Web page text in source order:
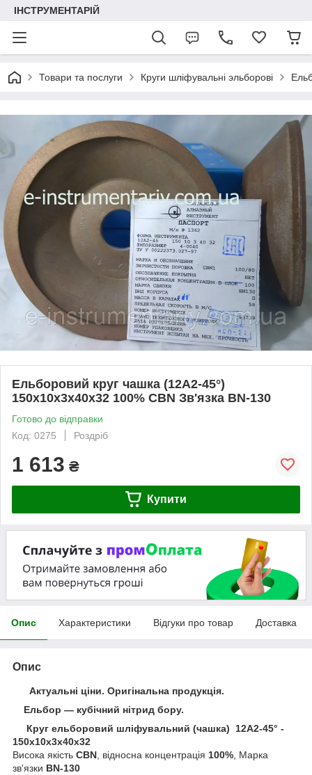
ІНСТРУМЕНТАРІЙ
Товари та послуги Круги шліфувальні эльборові
Ельборовий круг чашка (12А2-45°)
150х10х3х40х32 100% CBN Зв'язка BN-130
Готово до відправки
Код: 0275
Роздріб
1 613 ₴
Купити
Опис Характеристики Відгуки про товар Доставка
Опис
Актуальні ціни. Оригінальна продукція.
Ельбор — кубічний нітрид бору.
Круг ельборовий шліфувальний (чашка) 12А2-45° -
150х10х3х40х32
Висока якість СBN, відносна концентрація 100%, Марка
зв'язки ВN-130